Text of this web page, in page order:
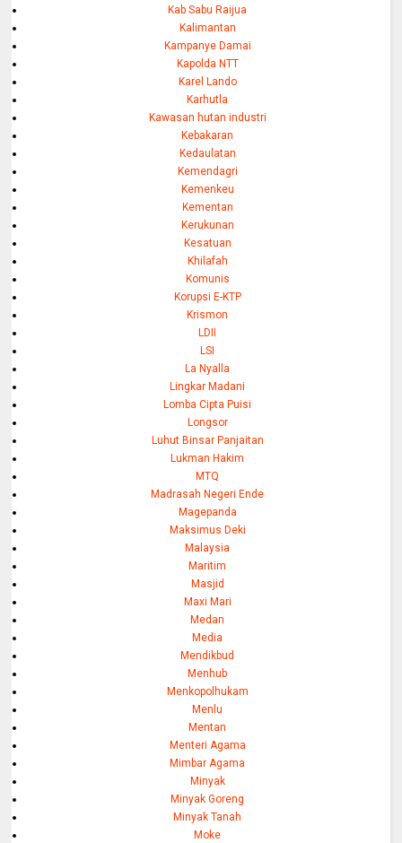
Kab Sabu Raijua
Kalimantan
Kampanye Damai
Kapolda NTT
Karel Lando
Karhutla
Kawasan hutan industri
Kebakaran
Kedaulatan
Kemendagri
Kemenkeu
Kementan
Kerukunan
Kesatuan
Khilafah
Komunis
Korupsi E-KTP
Krismon
LDII
LSI
La Nyalla
Lingkar Madani
Lomba Cipta Puisi
Longsor
Luhut Binsar Panjaitan
Lukman Hakim
MTQ
Madrasah Negeri Ende
Magepanda
Maksimus Deki
Malaysia
Maritim
Masjid
Maxi Mari
Medan
Media
Mendikbud
Menhub
Menkopolhukam
Menlu
Mentan
Menteri Agama
Mimbar Agama
Minyak
Minyak Goreng
Minyak Tanah
Moke